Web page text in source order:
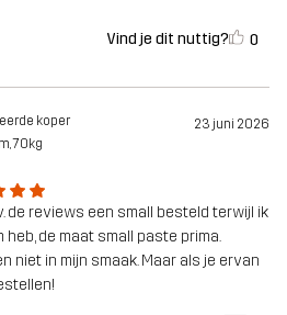
Vind je dit nuttig? 0
koper 23 juni 2026
70kg
de reviews een small besteld terwijl ik
de maat small paste prima.
niet in mijn smaak. Maar als je ervan